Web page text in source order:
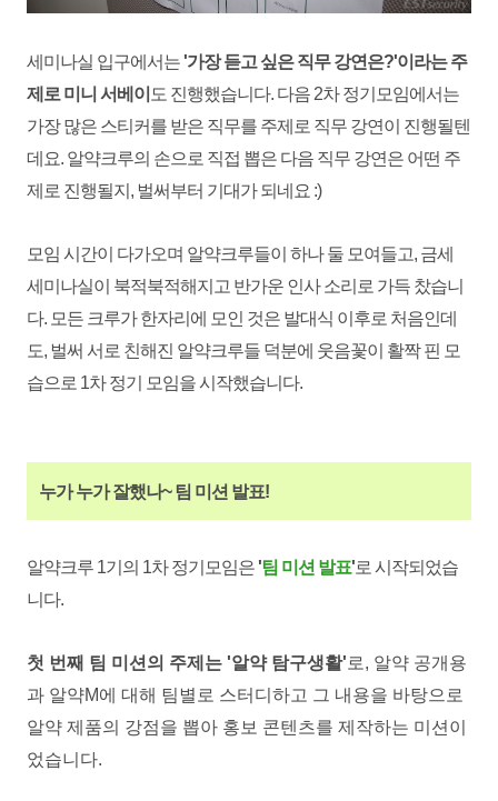
세미나실 입구에서는 '가장 듣고 싶은 직무 강연은?'이라는 주
제로 미니 서베이 도 진행했습니다. 다음 2차 정기모임에서는
가장 많은 스티커를 받은 직무를 주제로 직무 강연이 진행될텐
데요. 알약크루의 손으로 직접 뽑은 다음 직무 강연은 어떤 주
제로 진행될지, 벌써부터 기대가 되네요 :)
모임 시간이 다가오며 알약크루들이 하나 둘 모여들고, 금세
세미나실이 북적북적해지고 반가운 인사 소리로 가득 찼습니
다. 모든 크루가 한자리에 모인 것은 발대식 이후로 처음인데
도, 벌써 서로 친해진 알약크루들 덕분에 웃음꽃이 활짝 핀 모
습으로 1차 정기 모임을 시작했습니다.
누가 누가 잘했나~ 팀 미션 발표!
알약크루 1기의 1차 정기모임은 '팀 미션 발표'로 시작되었습
니다.
첫 번째 팀 미션의 주제는 '알약 탐구생활' 로, 알약 공개용
과 알약M에 대해 팀별로 스터디하고 그 내용을 바탕으로
알약 제품의 강점을 뽑아 홍보 콘텐츠를 제작하는 미션이
었습니다.